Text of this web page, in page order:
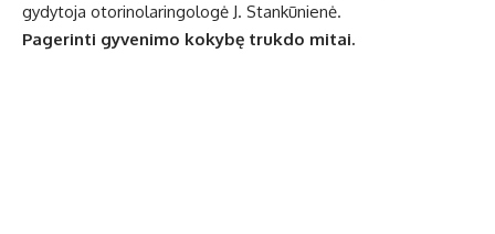
gydytoja otorinolaringologė J. Stankūnienė.
Pagerinti gyvenimo kokybę trukdo mitai.